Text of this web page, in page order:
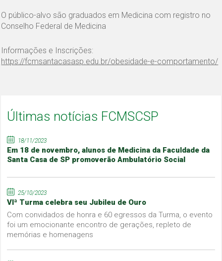
O público-alvo são graduados em Medicina com registro no
Conselho Federal de Medicina
Informações e Inscrições:
https://fcmsantacasasp.edu.br/obesidade-e-comportamento/
Últimas notícias FCMSCSP
18/11/2023
Em 18 de novembro, alunos de Medicina da Faculdade da
Santa Casa de SP promoverão Ambulatório Social
25/10/2023
VIª Turma celebra seu Jubileu de Ouro
Com convidados de honra e 60 egressos da Turma, o evento
foi um emocionante encontro de gerações, repleto de
memórias e homenagens